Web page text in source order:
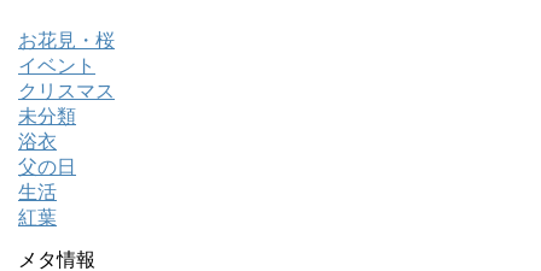
お花見・桜
イベント
クリスマス
未分類
浴衣
父の日
生活
紅葉
メタ情報